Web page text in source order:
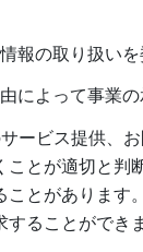
報の取り扱い
によって事業
ービス提供、
とが適切と判
とがあります
ることができ